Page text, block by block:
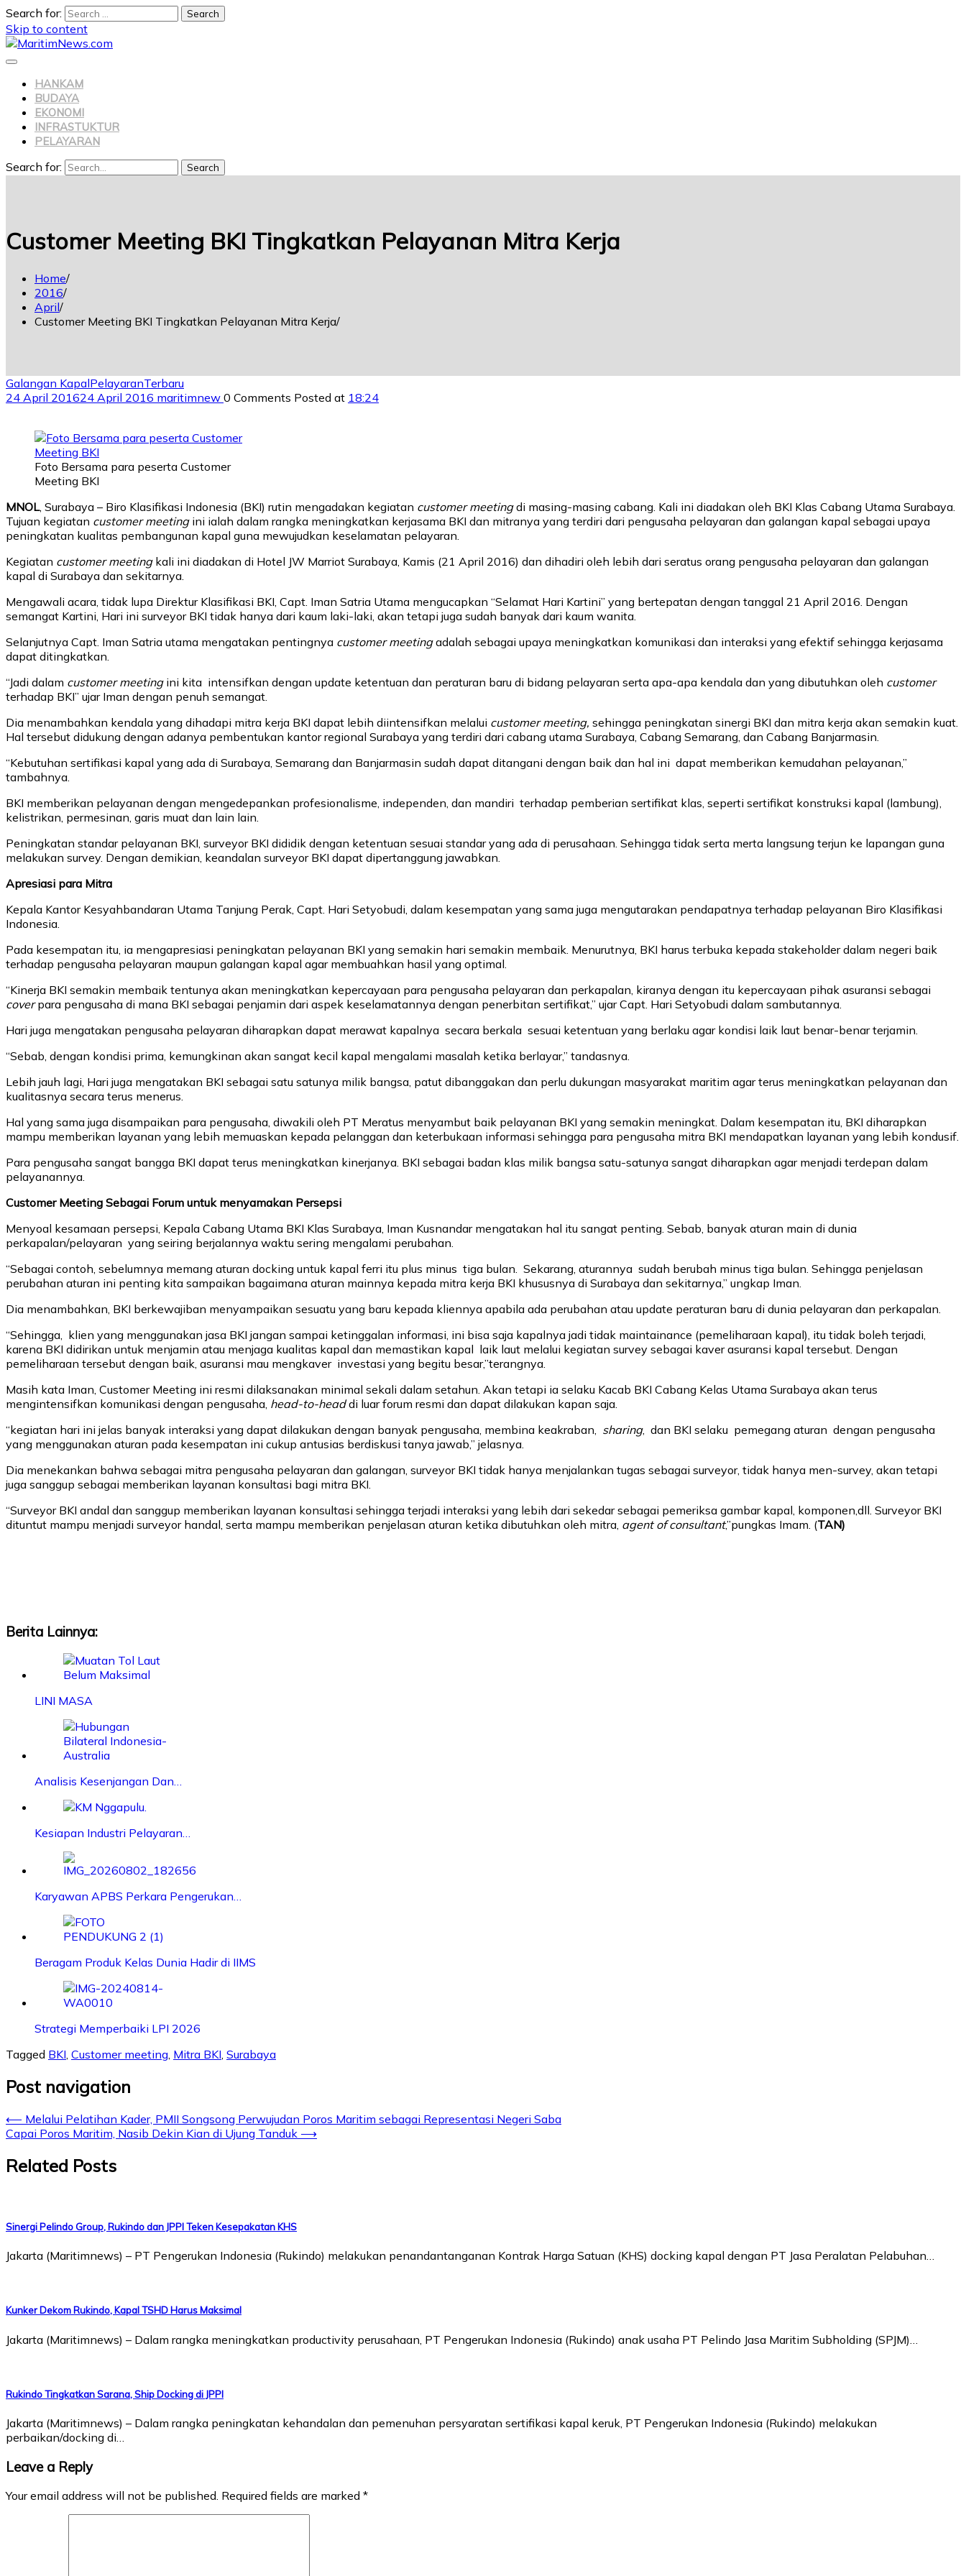
Search for:
Skip to content
HANKAM
BUDAYA
EKONOMI
INFRASTUKTUR
PELAYARAN
Search for: Search
Customer Meeting BKI Tingkatkan Pelayanan Mitra Kerja
Home
2016
April
Customer Meeting BKI Tingkatkan Pelayanan Mitra Kerja
Galangan KapalPelayaranTerbaru
24 April 201624 April 2016 maritimnew 0 Comments Posted at 18:24
Foto Bersama para peserta Customer
Meeting BKI
MNOL, Surabaya – Biro Klasifikasi Indonesia (BKI) rutin mengadakan kegiatan customer meetingdi masing-masing cabang. Kali ini diadakan oleh BKI Klas Cabang Utama Surabaya.
Tujuan kegiatan customer meetingini ialah dalam rangka meningkatkan kerjasama BKI dan mitranya yang terdiri dari pengusaha pelayaran dan galangan kapal sebagai upaya
peningkatan kualitas pembangunan kapal guna mewujudkan keselamatan pelayaran.
Kegiatan customer meetingkali ini diadakan di Hotel JW Marriot Surabaya, Kamis (21 April 2016) dan dihadiri oleh lebih dari seratus orang pengusaha pelayaran dan galangan
kapal di Surabaya dan sekitarnya.
Mengawali acara, tidak lupa Direktur Klasifikasi BKI, Capt. Iman Satria Utama mengucapkan “Selamat Hari Kartini” yang bertepatan dengan tanggal 21 April 2016. Dengan
semangat Kartini, Hari ini surveyor BKI tidak hanya dari kaum laki-laki, akan tetapi juga sudah banyak dari kaum wanita.
Selanjutnya Capt. Iman Satria utama mengatakan pentingnya customer meetingadalah sebagai upaya meningkatkan komunikasi dan interaksi yang efektif sehingga kerjasama
dapat ditingkatkan.
“Jadi dalam customer meetingini kita intensifkan dengan update ketentuan dan peraturan baru di bidang pelayaran serta apa-apa kendala dan yang dibutuhkan oleh customer
terhadap BKI” ujar Iman dengan penuh semangat.
Dia menambahkan kendala yang dihadapi mitra kerja BKI dapat lebih diintensifkan melalui customer meeting, sehingga peningkatan sinergi BKI dan mitra kerja akan semakin kuat.
Hal tersebut didukung dengan adanya pembentukan kantor regional Surabaya yang terdiri dari cabang utama Surabaya, Cabang Semarang, dan Cabang Banjarmasin.
“Kebutuhan sertifikasi kapal yang ada di Surabaya, Semarang dan Banjarmasin sudah dapat ditangani dengan baik dan hal ini dapat memberikan kemudahan pelayanan,”
tambahnya.
BKI memberikan pelayanan dengan mengedepankan profesionalisme, independen, dan mandiri terhadap pemberian sertifikat klas, seperti sertifikat konstruksi kapal (lambung),
kelistrikan, permesinan, garis muat dan lain lain.
Peningkatan standar pelayanan BKI, surveyor BKI dididik dengan ketentuan sesuai standar yang ada di perusahaan. Sehingga tidak serta merta langsung terjun ke lapangan guna
melakukan survey. Dengan demikian, keandalan surveyor BKI dapat dipertanggung jawabkan.
Apresiasi para Mitra
Kepala Kantor Kesyahbandaran Utama Tanjung Perak, Capt. Hari Setyobudi, dalam kesempatan yang sama juga mengutarakan pendapatnya terhadap pelayanan Biro Klasifikasi
Indonesia.
Pada kesempatan itu, ia mengapresiasi peningkatan pelayanan BKI yang semakin hari semakin membaik. Menurutnya, BKI harus terbuka kepada stakeholder dalam negeri baik
terhadap pengusaha pelayaran maupun galangan kapal agar membuahkan hasil yang optimal.
“Kinerja BKI semakin membaik tentunya akan meningkatkan kepercayaan para pengusaha pelayaran dan perkapalan, kiranya dengan itu kepercayaan pihak asuransi sebagai
coverpara pengusaha di mana BKI sebagai penjamin dari aspek keselamatannya dengan penerbitan sertifikat,” ujar Capt. Hari Setyobudi dalam sambutannya.
Hari juga mengatakan pengusaha pelayaran diharapkan dapat merawat kapalnya secara berkala sesuai ketentuan yang berlaku agar kondisi laik laut benar-benar terjamin.
“Sebab, dengan kondisi prima, kemungkinan akan sangat kecil kapal mengalami masalah ketika berlayar,” tandasnya.
Lebih jauh lagi, Hari juga mengatakan BKI sebagai satu satunya milik bangsa, patut dibanggakan dan perlu dukungan masyarakat maritim agar terus meningkatkan pelayanan dan
kualitasnya secara terus menerus.
Hal yang sama juga disampaikan para pengusaha, diwakili oleh PT Meratus menyambut baik pelayanan BKI yang semakin meningkat. Dalam kesempatan itu, BKI diharapkan
mampu memberikan layanan yang lebih memuaskan kepada pelanggan dan keterbukaan informasi sehingga para pengusaha mitra BKI mendapatkan layanan yang lebih kondusif.
Para pengusaha sangat bangga BKI dapat terus meningkatkan kinerjanya. BKI sebagai badan klas milik bangsa satu-satunya sangat diharapkan agar menjadi terdepan dalam
pelayanannya.
Customer Meeting Sebagai Forum untuk menyamakan Persepsi
Menyoal kesamaan persepsi, Kepala Cabang Utama BKI Klas Surabaya, Iman Kusnandar mengatakan hal itu sangat penting. Sebab, banyak aturan main di dunia
perkapalan/pelayaran yang seiring berjalannya waktu sering mengalami perubahan.
“Sebagai contoh, sebelumnya memang aturan docking untuk kapal ferri itu plus minus tiga bulan. Sekarang, aturannya sudah berubah minus tiga bulan. Sehingga penjelasan
perubahan aturan ini penting kita sampaikan bagaimana aturan mainnya kepada mitra kerja BKI khususnya di Surabaya dan sekitarnya,” ungkap Iman.
Dia menambahkan, BKI berkewajiban menyampaikan sesuatu yang baru kepada kliennya apabila ada perubahan atau update peraturan baru di dunia pelayaran dan perkapalan.
“Sehingga, klien yang menggunakan jasa BKI jangan sampai ketinggalan informasi, ini bisa saja kapalnya jadi tidak maintainance (pemeliharaan kapal), itu tidak boleh terjadi,
karena BKI didirikan untuk menjamin atau menjaga kualitas kapal dan memastikan kapal laik laut melalui kegiatan survey sebagai kaver asuransi kapal tersebut. Dengan
pemeliharaan tersebut dengan baik, asuransi mau mengkaver investasi yang begitu besar,”terangnya.
Masih kata Iman, Customer Meeting ini resmi dilaksanakan minimal sekali dalam setahun. Akan tetapi ia selaku Kacab BKI Cabang Kelas Utama Surabaya akan terus
mengintensifkan komunikasi dengan pengusaha, head-to-headdi luar forum resmi dan dapat dilakukan kapan saja.
“kegiatan hari ini jelas banyak interaksi yang dapat dilakukan dengan banyak pengusaha, membina keakraban, sharing, dan BKI selaku pemegang aturan dengan pengusaha
yang menggunakan aturan pada kesempatan ini cukup antusias berdiskusi tanya jawab,” jelasnya.
Dia menekankan bahwa sebagai mitra pengusaha pelayaran dan galangan, surveyor BKI tidak hanya menjalankan tugas sebagai surveyor, tidak hanya men-survey, akan tetapi
juga sanggup sebagai memberikan layanan konsultasi bagi mitra BKI.
“Surveyor BKI andal dan sanggup memberikan layanan konsultasi sehingga terjadi interaksi yang lebih dari sekedar sebagai pemeriksa gambar kapal, komponen,dll. Surveyor BKI
dituntut mampu menjadi surveyor handal, serta mampu memberikan penjelasan aturan ketika dibutuhkan oleh mitra, agent of consultant,”pungkas Imam. (TAN)
Berita Lainnya:
LINI MASA
Analisis Kesenjangan Dan…
Kesiapan Industri Pelayaran…
Karyawan APBS Perkara Pengerukan…
Beragam Produk Kelas Dunia Hadir di IIMS
Strategi Memperbaiki LPI 2026
Tagged BKI, Customer meeting, Mitra BKI, Surabaya
Post navigation
⟵ Melalui Pelatihan Kader, PMII Songsong Perwujudan Poros Maritim sebagai Representasi Negeri Saba
Capai Poros Maritim, Nasib Dekin Kian di Ujung Tanduk ⟶
Related Posts
Sinergi Pelindo Group, Rukindo dan JPPI Teken Kesepakatan KHS
Jakarta (Maritimnews) – PT Pengerukan Indonesia (Rukindo) melakukan penandantanganan Kontrak Harga Satuan (KHS) docking kapal dengan PT Jasa Peralatan Pelabuhan…
Kunker Dekom Rukindo, Kapal TSHD Harus Maksimal
Jakarta (Maritimnews) – Dalam rangka meningkatkan productivity perusahaan, PT Pengerukan Indonesia (Rukindo) anak usaha PT Pelindo Jasa Maritim Subholding (SPJM)…
Rukindo Tingkatkan Sarana, Ship Docking di JPPI
Jakarta (Maritimnews) – Dalam rangka peningkatan kehandalan dan pemenuhan persyaratan sertifikasi kapal keruk, PT Pengerukan Indonesia (Rukindo) melakukan
perbaikan/docking di…
Leave a Reply
Your email address will not be published. Required fields are marked *